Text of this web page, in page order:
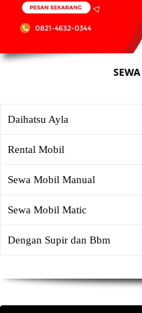
Daihatsu Ayla
Rental Mobil
Sewa Mobil Manual
Sewa Mobil Matic
Dengan Supir dan Bbm